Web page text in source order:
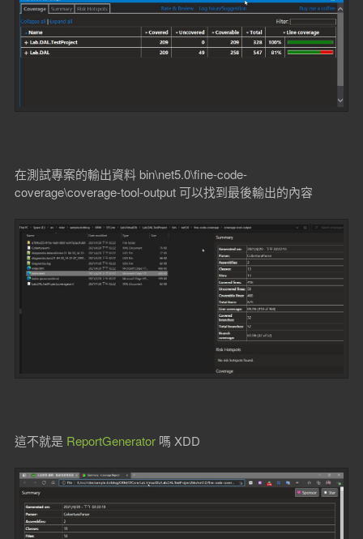
在測試專案的輸出資料 bin\net5.0\fine-code-
coverage\coverage-tool-output 可以找到最後輸出的內容
這不就是 ReportGenerator嗎 XDD